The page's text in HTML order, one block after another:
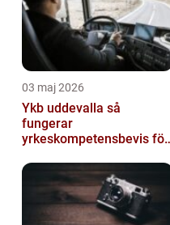
03 maj 2026
Ykb uddevalla så
fungerar
yrkeskompetensbevis för